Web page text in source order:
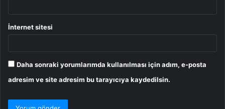
İnternet sitesi
Daha sonraki yorumlarımda kullanılması için adım, e-posta
adresim ve site adresim bu tarayıcıya kaydedilsin.